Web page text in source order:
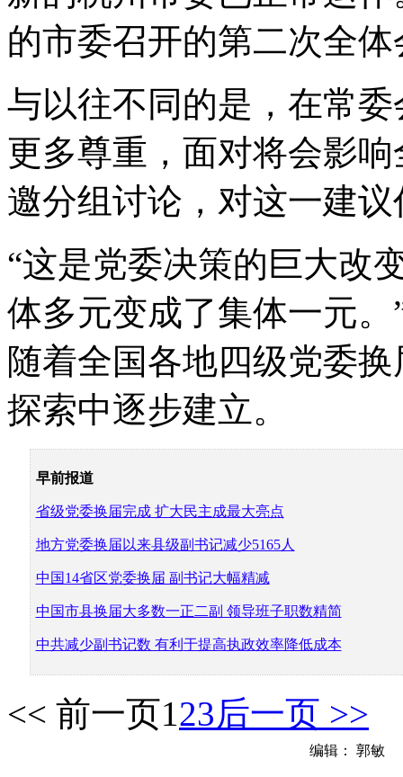
的市委召开的第二次全
与以往不同的是，在常
更多尊重，面对将会影
邀分组讨论，对这一建
“这是党委决策的巨大
体多元变成了集体一元
随着全国各地四级党委
探索中逐步建立。
早前报道
省级党委换届完成扩大民主成最大亮点
地方党委换届以来县级副书记减少5165人
中国14省区党委换届 副书记大幅精减
中国市县换届大多数一正二副 领导班子职数精简
中共减少副书记数 有利 于提高执政效率降低成本
<< 前一页1 23后一页 >>
编辑： 郭敏